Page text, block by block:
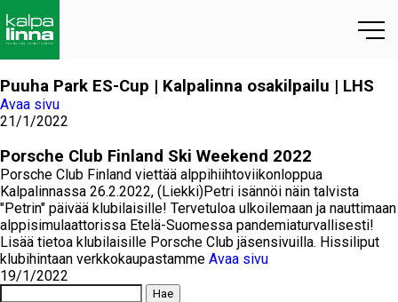
Puuha Park ES-Cup | Kalpalinna osakilpailu | LHS
Avaa sivu
21/1/2022
Porsche Club Finland Ski Weekend 2022
Porsche Club Finland viettää alppihiihtoviikonloppua
Kalpalinnassa 26.2.2022, (Liekki)Petri isännöi näin talvista
"Petrin" päivää klubilaisille! Tervetuloa ulkoilemaan ja nauttimaan
alppisimulaattorissa Etelä-Suomessa pandemiaturvallisesti!
Lisää tietoa klubilaisille Porsche Club jäsensivuilla. Hissiliput
klubihintaan verkkokaupastamme Avaa sivu
19/1/2022